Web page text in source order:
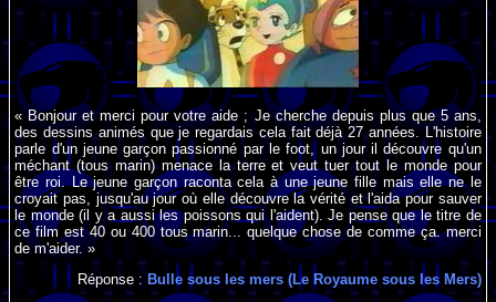
« Bonjour et merci pour votre aide ; Je cherche depuis plus que 5 ans,
des dessins animés que je regardais cela fait déjà 27 années. L'histoire
parle d'un jeune garçon passionné par le foot, un jour il découvre qu'un
méchant (tous marin) menace la terre et veut tuer tout le monde pour
être roi. Le jeune garçon raconta cela à une jeune fille mais elle ne le
croyait pas, jusqu'au jour où elle découvre la vérité et l'aida pour sauver
le monde (il y a aussi les poissons qui l'aident). Je pense que le titre de
ce film est 40 ou 400 tous marin... quelque chose de comme ça. merci
de m'aider. »
Réponse : Bulle sous les mers (Le Royaume sous les Mers)